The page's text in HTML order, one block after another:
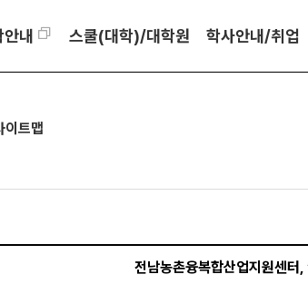
내 스쿨(대학)/대학원 학사안내/취업
이트맵
전남농촌융복합산업지원센터